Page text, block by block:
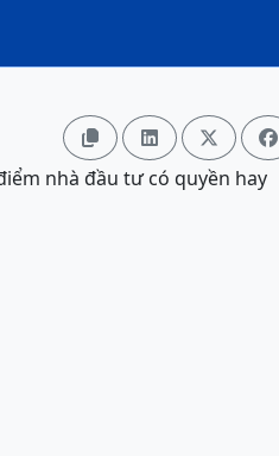
   
nhà đầu tư có quyền hay